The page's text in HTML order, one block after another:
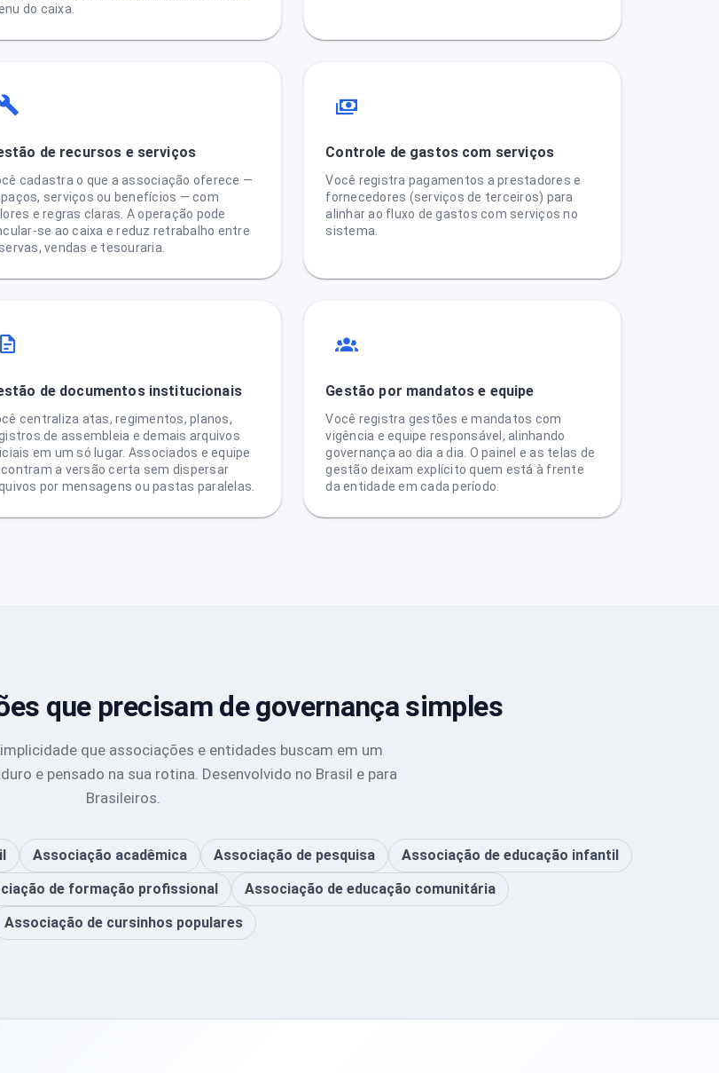
do caixa.
de recursos e serviços
cadastra o que a associação oferece —
serviços ou benefícios — com
e regras claras. A operação pode
se ao caixa e reduz retrabalho entre
vendas e tesouraria.
Controle de gastos com serviços
Você registra pagamentos a prestadores e
fornecedores (serviços de terceiros) para
alinhar ao fluxo de gastos com serviços no
sistema.
de documentos institucionais
centraliza atas, regimentos, planos,
de assembleia e demais arquivos
em um só lugar. Associados e equipe
a versão certa sem dispersar
por mensagens ou pastas paralelas.
Gestão por mandatos e equipe
Você registra gestões e mandatos com
vigência e equipe responsável, alinhando
governança ao dia a dia. O painel e as telas de
gestão deixam explícito quem está à frente
da entidade em cada período.
que precisam de governança simples
que associações e entidades buscam em um
e pensado na sua rotina. Desenvolvido no Brasil e para
Brasileiros.
Associação acadêmica Associação de pesquisa
Associação de educação infantil
de formação profissional
Associação de educação comunitária
Associação de cursinhos populares